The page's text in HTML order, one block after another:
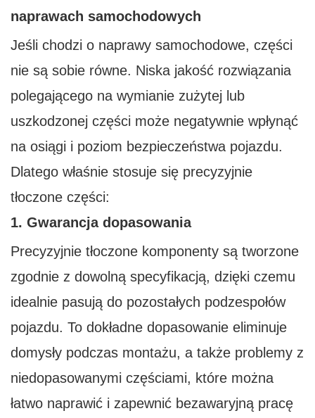
naprawach samochodowych
Jeśli chodzi o naprawy samochodowe, części
nie są sobie równe. Niska jakość rozwiązania
polegającego na wymianie zużytej lub
uszkodzonej części może negatywnie wpłynąć
na osiągi i poziom bezpieczeństwa pojazdu.
Dlatego właśnie stosuje się precyzyjnie
tłoczone części:
1. Gwarancja dopasowania
Precyzyjnie tłoczone komponenty są tworzone
zgodnie z dowolną specyfikacją, dzięki czemu
idealnie pasują do pozostałych podzespołów
pojazdu. To dokładne dopasowanie eliminuje
domysły podczas montażu, a także problemy z
niedopasowanymi częściami, które można
łatwo naprawić i zapewnić bezawaryjną pracę